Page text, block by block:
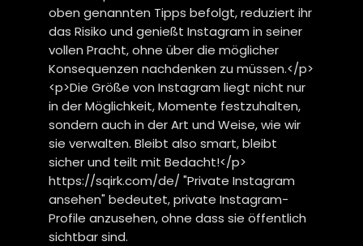
oben genannten Tipps befolgt, reduziert ihr
das Risiko und genießt Instagram in seiner
vollen Pracht, ohne über die möglicher
Konsequenzen nachdenken zu müssen.</p>
<p>Die Größe von Instagram liegt nicht nur
in der Möglichkeit, Momente festzuhalten,
sondern auch in der Art und Weise, wie wir
sie verwalten. Bleibt also smart, bleibt
sicher und teilt mit Bedacht!</p>
https://sqirk.com/de/ "Private Instagram
ansehen" bedeutet, private Instagram-
Profile anzusehen, ohne dass sie öffentlich
sichtbar sind.